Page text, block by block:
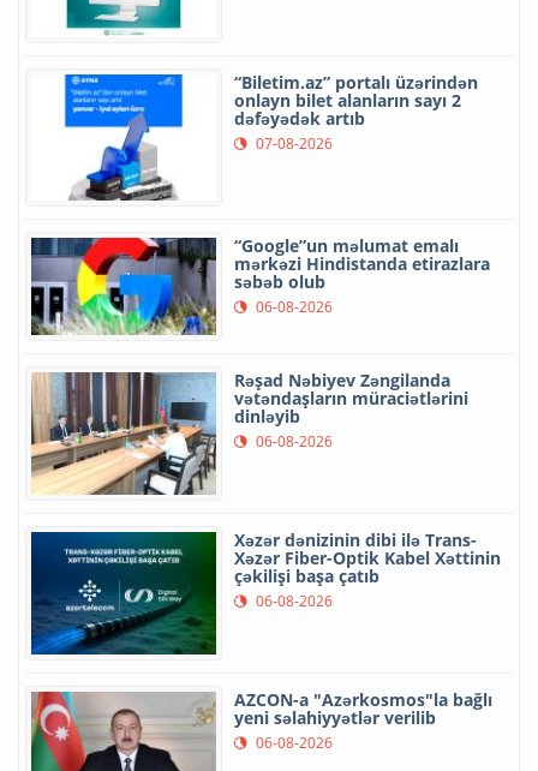
“Biletim.az” portalı üzərindən
onlayn bilet alanların sayı 2
dəfəyədək artıb
07-08-2026
“Google”un məlumat emalı
mərkəzi Hindistanda etirazlara
səbəb olub
06-08-2026
Rəşad Nəbiyev Zəngilanda
vətəndaşların müraciətlərini
dinləyib
06-08-2026
Xəzər dənizinin dibi ilə Trans-
Xəzər Fiber-Optik Kabel Xəttinin
çəkilişi başa çatıb
06-08-2026
AZCON-a "Azərkosmos"la bağlı
yeni səlahiyyətlər verilib
06-08-2026